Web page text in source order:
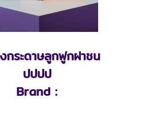
กระดาษลูกฟูกฝาชน
ปปปป
Brand :